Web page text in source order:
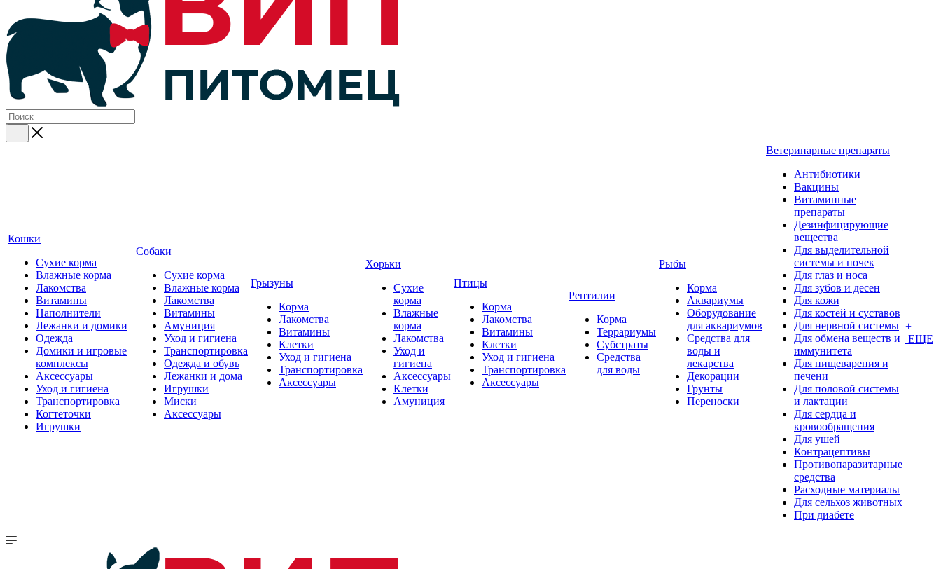
Кошки
Сухие корма
Влажные корма
Лакомства
Витамины
Наполнители
Лежанки и домики
Одежда
Домики и игровые
комплексы
Аксессуары
Уход и гигиена
Транспортировка
Когтеточки
Игрушки
Собаки
Сухие корма
Влажные корма
Лакомства
Витамины
Амуниция
Уход и гигиена
Транспортировка
Одежда и обувь
Лежанки и дома
Игрушки
Миски
Аксессуары
Грызуны
Корма
Лакомства
Витамины
Клетки
Уход и гигиена
Транспортировка
Аксессуары
Хорьки
Сухие
корма
Влажные
корма
Лакомства
Уход и
гигиена
Аксессуары
Клетки
Амуниция
Птицы
Корма
Лакомства
Витамины
Клетки
Уход и гигиена
Транспортировка
Аксессуары
Рептилии
Корма
Террариумы
Субстраты
Средства
для воды
Рыбы
Корма
Аквариумы
Оборудование
для аквариумов
Средства для
воды и
лекарства
Декорации
Грунты
Переноски
Ветеринарные препараты
Антибиотики
Вакцины
Витаминные
препараты
Дезинфицирующие
вещества
Для выделительной
системы и почек
Для глаз и носа
Для зубов и десен
Для кожи
Для костей и суставов
Для нервной системы
Для обмена веществ и
иммунитета
Для пищеварения и
печени
Для половой системы
и лактации
Для сердца и
кровообращения
Для ушей
Контрацептивы
Противопаразитарные
средства
Расходные материалы
Для сельхоз животных
При диабете
+
ЕЩЕ